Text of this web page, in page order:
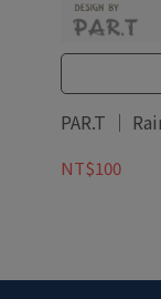
PAR.T ｜
NT$100